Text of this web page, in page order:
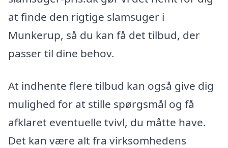
at finde den rigtige slamsuger i
Munkerup, så du kan få det tilbud, der
passer til dine behov.
At indhente flere tilbud kan også give dig
mulighed for at stille spørgsmål og få
afklaret eventuelle tvivl, du måtte have.
Det kan være alt fra virksomhedens